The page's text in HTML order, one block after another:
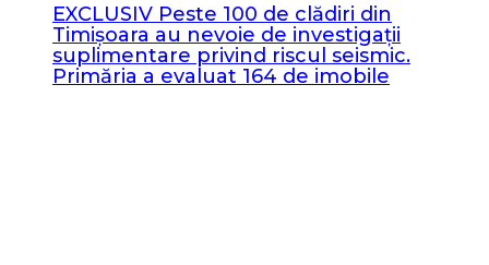
EXCLUSIV Peste 100 de clădiri din
Timișoara au nevoie de investigații
suplimentare privind riscul seismic.
Primăria a evaluat 164 de imobile